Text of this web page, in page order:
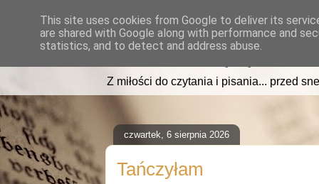
read2sleep.pl
Z miłości do czytania i pisania... przed
czwartek, 6 sierpnia 2026
Tańczyłam
This site uses cookies from Google to deliver its
are shared with Google along with performance and
statistics, and to detect and address abuse.